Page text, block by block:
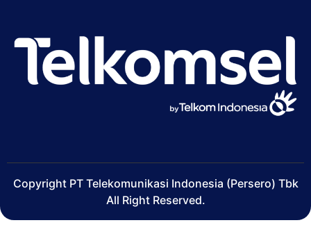
Copyright PT Telekomunikasi Indonesia (Persero) Tbk
All Right Reserved.